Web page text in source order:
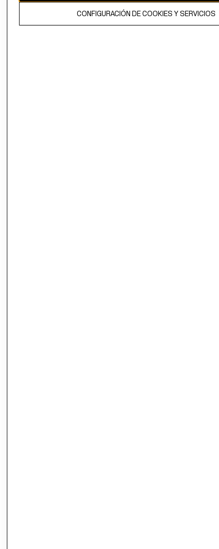
POLÍTICA
EMPRESARIAL
TÉRMINOS Y
CONDICIONES
AVISO DE
CONFIGURACIÓN DE COOKIES Y SERVICIOS